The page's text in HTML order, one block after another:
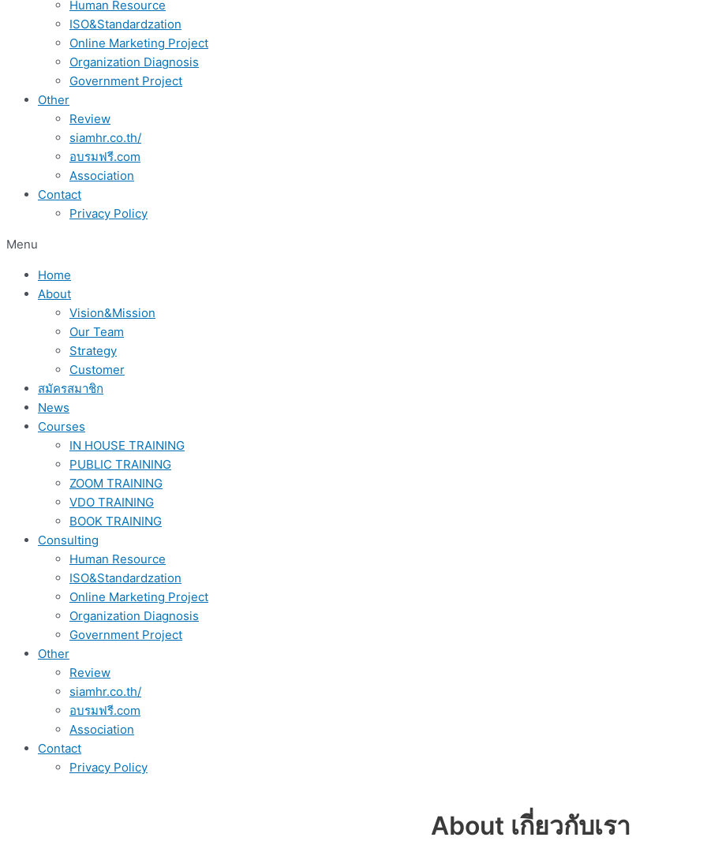
Human Resource
ISO&Standardzation
Online Marketing Project
Organization Diagnosis
Government Project
Other
Review
siamhr.co.th/
อบรมฟรี.com
Association
Contact
Privacy Policy
Menu
Home
About
Vision&Mission
Our Team
Strategy
Customer
สมัครสมาชิก
News
Courses
IN HOUSE TRAINING
PUBLIC TRAINING
ZOOM TRAINING
VDO TRAINING
BOOK TRAINING
Consulting
Human Resource
ISO&Standardzation
Online Marketing Project
Organization Diagnosis
Government Project
Other
Review
siamhr.co.th/
อบรมฟรี.com
Association
Contact
Privacy Policy
About เกี่ยวกับเรา